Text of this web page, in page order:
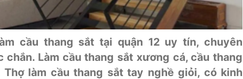
cầu thang sắt tại quận 12 uy tín, chuyên
chắn. Làm cầu thang sắt xương cá, cầu thang
làm cầu thang sắt tay nghề giỏi, có kinh